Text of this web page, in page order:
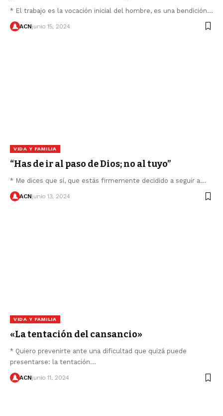
* El trabajo es la vocación inicial del hombre, es una bendición…
ACNjunio 15, 2024
VIDA Y FAMILIA
“Has de ir al paso de Dios; no al tuyo”
* Me dices que sí, que estás firmemente decidido a seguir a…
ACNjunio 13, 2024
VIDA Y FAMILIA
«La tentación del cansancio»
* Quiero prevenirte ante una dificultad que quizá puede
presentarse: la tentación…
ACNjunio 11, 2024